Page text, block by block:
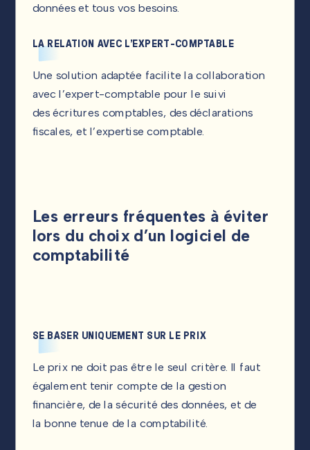
données et tous vos besoins.
LA RELATION AVEC L’EXPERT-COMPTABLE
Une solution adaptée facilite la collaboration
avec l’expert-comptable pour le suivi
des écritures comptables, des déclarations
fiscales, et l’expertise comptable.
Les erreurs fréquentes à éviter
lors du choix d’un logiciel de
comptabilité
SE BASER UNIQUEMENT SUR LE PRIX
Le prix ne doit pas être le seul critère. Il faut
également tenir compte de la gestion
financière, de la sécurité des données, et de
la bonne tenue de la comptabilité.